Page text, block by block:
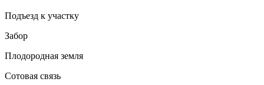
Подъезд к участку
Забор
Плодородная земля
Сотовая связь